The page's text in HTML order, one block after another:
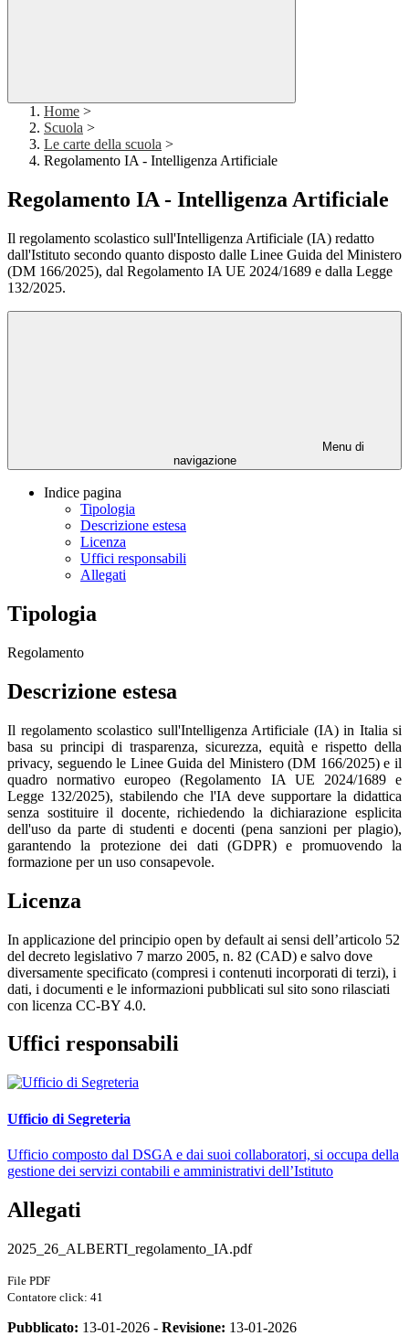
Home >
Scuola >
Le carte della scuola >
Regolamento IA - Intelligenza Artificiale
Regolamento IA - Intelligenza Artificiale
Il regolamento scolastico sull'Intelligenza Artificiale (IA) redatto
dall'Istituto secondo quanto disposto dalle Linee Guida del Ministero
(DM 166/2025), dal Regolamento IA UE 2024/1689 e dalla Legge
132/2025.
Menu di
navigazione
Indice pagina
Tipologia
Descrizione estesa
Licenza
Uffici responsabili
Allegati
Tipologia
Regolamento
Descrizione estesa
Il regolamento scolastico sull'Intelligenza Artificiale (IA) in Italia si
basa su principi di trasparenza, sicurezza, equità e rispetto della
privacy, seguendo le Linee Guida del Ministero (DM 166/2025) e il
quadro normativo europeo (Regolamento IA UE 2024/1689 e
Legge 132/2025), stabilendo che l'IA deve supportare la didattica
senza sostituire il docente, richiedendo la dichiarazione esplicita
dell'uso da parte di studenti e docenti (pena sanzioni per plagio),
garantendo la protezione dei dati (GDPR) e promuovendo la
formazione per un uso consapevole.
Licenza
In applicazione del principio open by default ai sensi dell’articolo 52
del decreto legislativo 7 marzo 2005, n. 82 (CAD) e salvo dove
diversamente specificato (compresi i contenuti incorporati di terzi), i
dati, i documenti e le informazioni pubblicati sul sito sono rilasciati
con licenza CC-BY 4.0.
Uffici responsabili
Ufficio di Segreteria
Ufficio composto dal DSGA e dai suoi collaboratori, si occupa della
gestione dei servizi contabili e amministrativi dell’Istituto
Allegati
2025_26_ALBERTI_regolamento_IA.pdf
File PDF
Contatore click: 41
Pubblicato: 13-01-2026 - Revisione: 13-01-2026